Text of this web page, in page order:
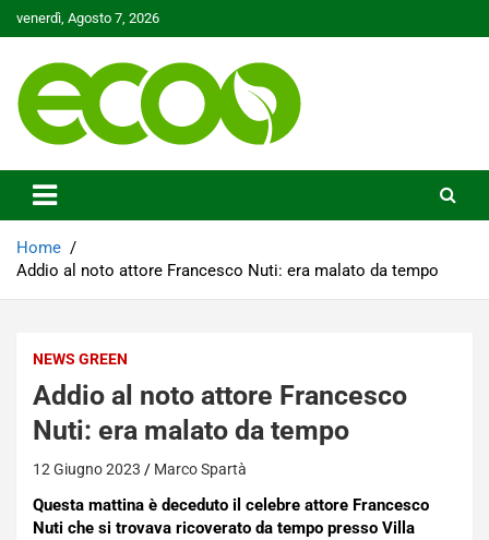
to
venerdì, Agosto 7, 2026
Ecoo.it
Home
Addio al noto attore Francesco Nuti: era malato da tempo
NEWS GREEN
Addio al noto attore Francesco
Nuti: era malato da tempo
12 Giugno 2023 Marco Spartà
Questa mattina è deceduto il celebre attore Francesco
Nuti che si trovava ricoverato da tempo presso Villa